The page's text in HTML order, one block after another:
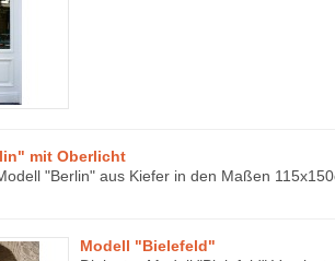
mit Oberlicht
"Berlin" aus Kiefer in den Maßen
Modell "Bielefeld"